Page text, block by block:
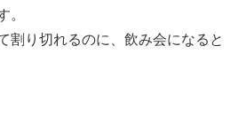
。
割り切れるのに、飲み会になると